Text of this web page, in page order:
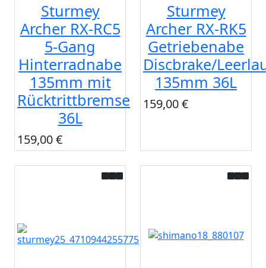
Sturmey
Archer RX-RC5
5-Gang
Hinterradnabe
135mm mit
Rücktrittbremse
36L
159,00 €
Sturmey
Archer RX-RK5
Getriebenabe
Discbrake/
135mm 36L
159,00 €